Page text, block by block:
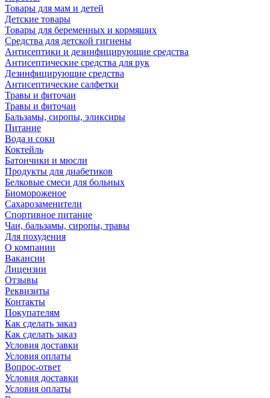
Товары для мам и детей
Детские товары
Товары для беременных и кормящих
Средства для детской гигиены
Антисептики и дезинфицирующие средства
Антисептические средства для рук
Дезинфицирующие средства
Антисептические салфетки
Травы и фиточаи
Травы и фиточаи
Бальзамы, сиропы, эликсиры
Питание
Вода и соки
Коктейль
Батончики и мюсли
Продукты для диабетиков
Белковые смеси для больных
Биомороженое
Сахарозаменители
Спортивное питание
Чаи, бальзамы, сиропы, травы
Для похудения
О компании
Вакансии
Лицензии
Отзывы
Реквизиты
Контакты
Покупателям
Как сделать заказ
Как сделать заказ
Условия доставки
Условия оплаты
Вопрос-ответ
Условия доставки
Условия оплаты